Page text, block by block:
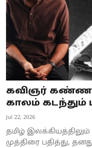
கவிஞர்
காலம்
Jul 22, 2026
தமிழ்
முத்திரை பதித்து,